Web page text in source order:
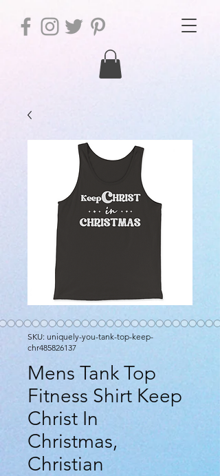
SKU: uniquely-you-tank-top-keep-
chr485826137
Mens Tank Top
Fitness Shirt Keep
Christ In
Christmas,
Christian